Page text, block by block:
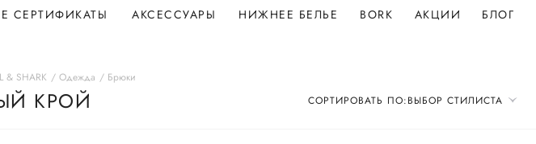
СЕРТИФИКАТЫ АКСЕССУАРЫ НИЖНЕЕ БЕЛЬЕ BORK АКЦИИ БЛОГ
& SHARK Одежда Брюки
КРОЙ СОРТИРОВАТЬ ПО:ВЫБОР СТИЛИСТА